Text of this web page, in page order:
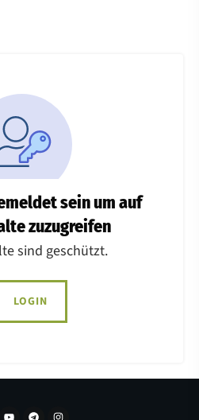
sein um auf
zuzugreifen
sind geschützt.
LOGIN